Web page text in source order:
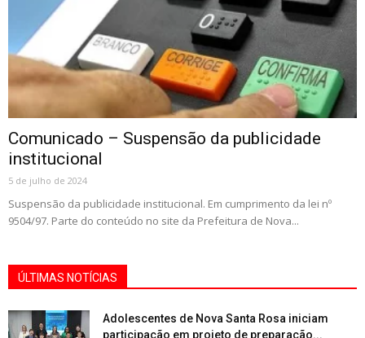
Comunicado – Suspensão da publicidade
institucional
5 de julho de 2024
Suspensão da publicidade institucional. Em cumprimento da lei nº
9504/97. Parte do conteúdo no site da Prefeitura de Nova...
ÚLTIMAS NOTÍCIAS
Adolescentes de Nova Santa Rosa iniciam
participação em projeto de preparação...